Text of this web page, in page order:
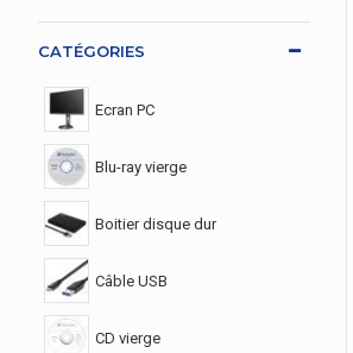
CATÉGORIES
Ecran PC
Blu-ray vierge
Boitier disque dur
Câble USB
CD vierge